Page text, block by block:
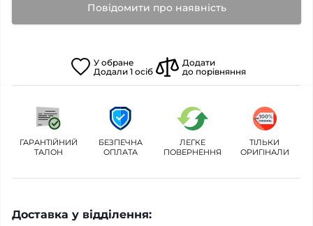
Повідомити про наявність
У обране
Додали 1 осіб
Додати
до порівняння
ГАРАНТІЙНИЙ
ТАЛОН
БЕЗПЕЧНА
ОПЛАТА
ЛЕГКЕ
ПОВЕРНЕННЯ
ТІЛЬКИ
ОРИГІНАЛИ
Доставка у відділення: